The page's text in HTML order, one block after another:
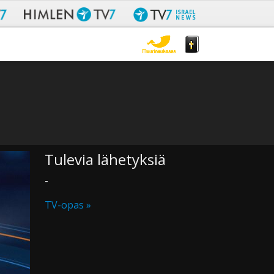
Tulevia lähetyksiä
-
TV-opas »